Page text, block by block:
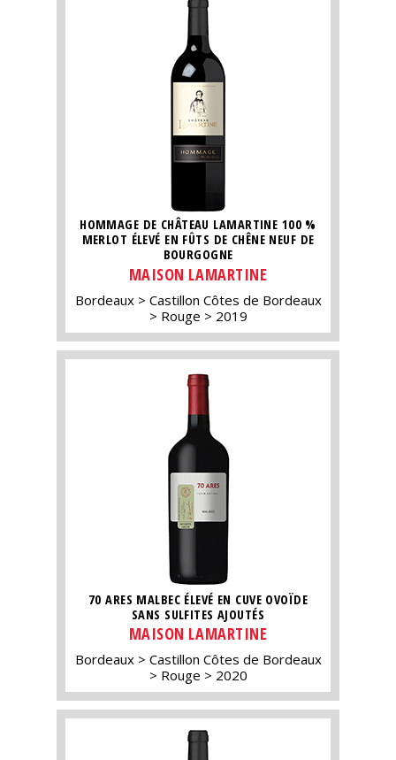
HOMMAGE DE CHÂTEAU LAMARTINE 100 %
MERLOT ÉLEVÉ EN FÛTS DE CHÊNE NEUF DE
BOURGOGNE
MAISON LAMARTINE
Bordeaux
Castillon Côtes de Bordeaux
Rouge
2019
70 ARES MALBEC ÉLEVÉ EN CUVE OVOÏDE
SANS SULFITES AJOUTÉS
MAISON LAMARTINE
Bordeaux
Castillon Côtes de Bordeaux
Rouge
2020